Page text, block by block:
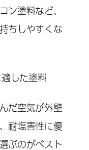
ン塗料など、
ちしやすくな
した塗料
だ空気が外壁
耐塩害性に優
ぶのがベスト